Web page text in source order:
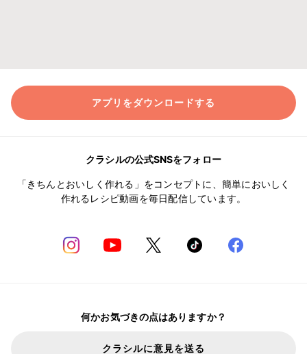
アプリをダウンロードする
クラシルの公式SNSをフォロー
「きちんとおいしく作れる」をコンセプトに、簡単においしく
作れるレシピ動画を毎日配信しています。
何かお気づきの点はありますか？
クラシルに意見を送る